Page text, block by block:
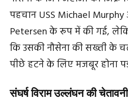
पहचान USS Michael Murphy
Petersen के रूप में की गई,
कि उसकी नौसेना की सख्ती के
पीछे हटने के लिए मजबूर होना
संघर्ष विराम उल्लंघन की चेतावनी